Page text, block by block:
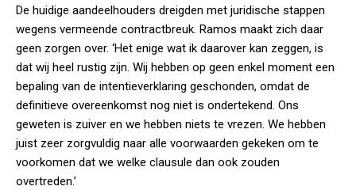
De huidige aandeelhouders dreigden met juridische stappen
wegens vermeende contractbreuk. Ramos maakt zich daar
geen zorgen over. ‘Het enige wat ik daarover kan zeggen, is
dat wij heel rustig zijn. Wij hebben op geen enkel moment een
bepaling van de intentieverklaring geschonden, omdat de
definitieve overeenkomst nog niet is ondertekend. Ons
geweten is zuiver en we hebben niets te vrezen. We hebben
juist zeer zorgvuldig naar alle voorwaarden gekeken om te
voorkomen dat we welke clausule dan ook zouden
overtreden.’